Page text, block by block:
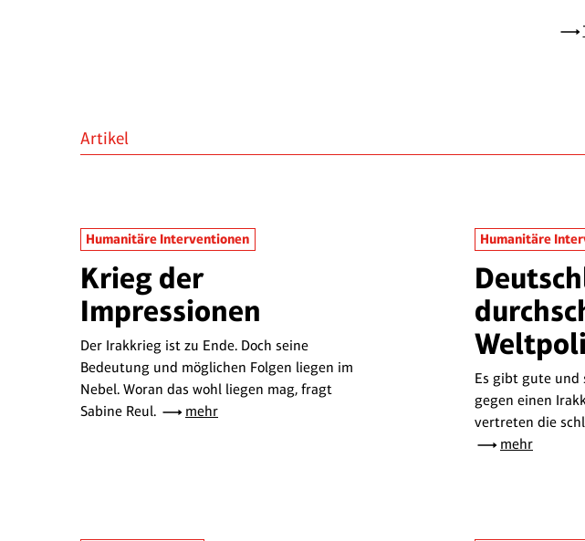
Artikel
Humanitäre Interventionen
Krieg der
Impressionen
Der Irakkrieg ist zu Ende. Doch seine
Bedeutung und möglichen Folgen liegen im
Nebel. Woran das wohl liegen mag, fragt
Sabine Reul.
mehr
Humanitäre
Es gibt gute und
gegen einen
vertreten die
mehr